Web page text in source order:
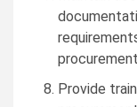
Provide